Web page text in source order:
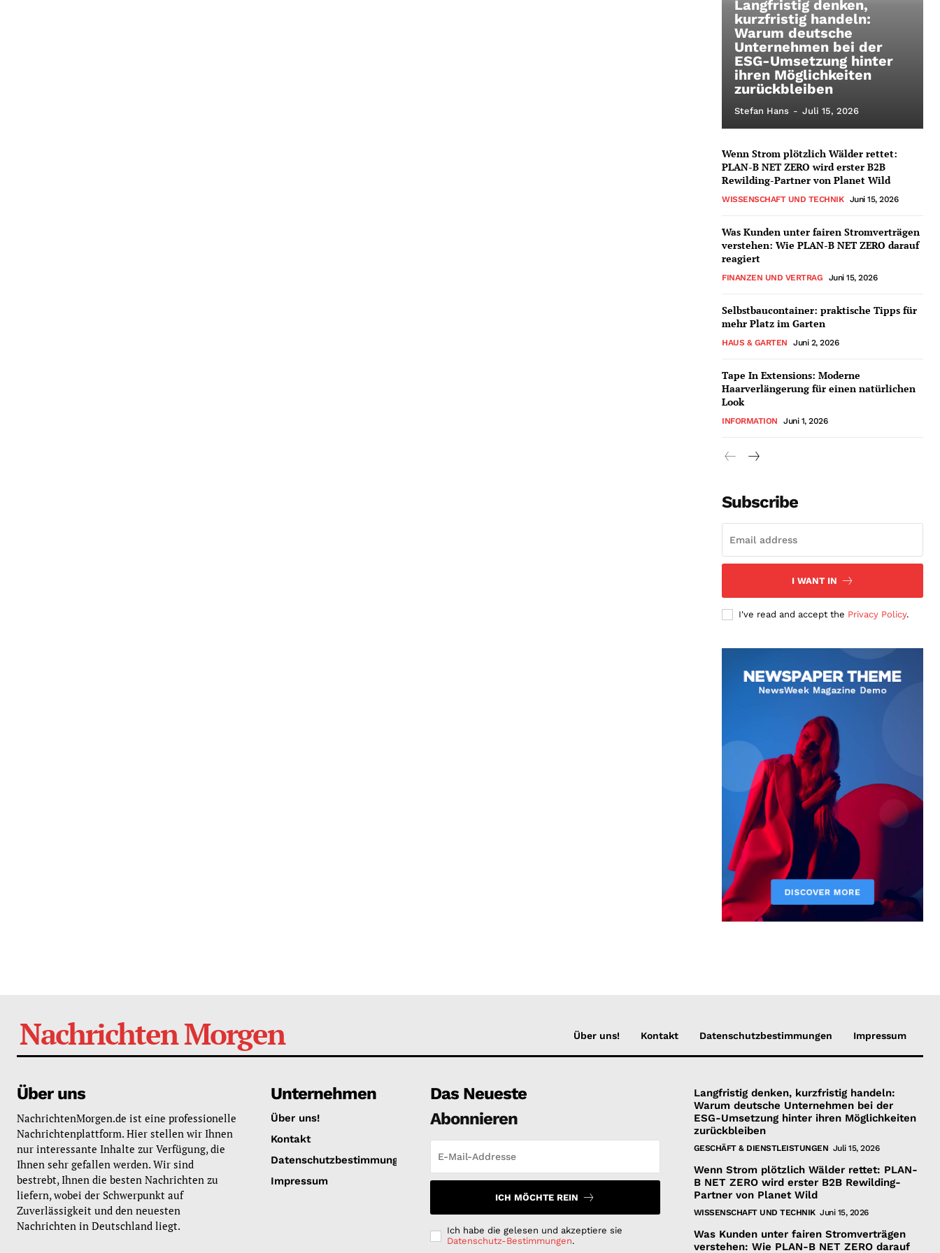
Langfristig denken,
kurzfristig handeln:
Warum deutsche
Unternehmen bei der
ESG-Umsetzung hinter
ihren Möglichkeiten
zurückbleiben
Stefan Hans - Juli 15, 2026
Wenn Strom plötzlich Wälder rettet:
PLAN-B NET ZERO wird erster B2B
Rewilding-Partner von Planet Wild
WISSENSCHAFT UND TECHNIK Juni 15, 2026
Was Kunden unter fairen Stromverträgen
verstehen: Wie PLAN-B NET ZERO darauf
reagiert
FINANZEN UND VERTRAG Juni 15, 2026
Selbstbaucontainer: praktische Tipps für
mehr Platz im Garten
HAUS & GARTEN Juni 2, 2026
Tape In Extensions: Moderne
Haarverlängerung für einen natürlichen
Look
INFORMATION Juni 1, 2026
Subscribe
I WANT IN
I've read and accept the Privacy Policy.
Nachrichten Morgen Über uns! Kontakt Datenschutzbestimmungen Impressum
Über uns
NachrichtenMorgen.de ist eine professionelle
Nachrichtenplattform. Hier stellen wir Ihnen
nur interessante Inhalte zur Verfügung, die
Ihnen sehr gefallen werden. Wir sind
bestrebt, Ihnen die besten Nachrichten zu
liefern, wobei der Schwerpunkt auf
Zuverlässigkeit und den neuesten
Nachrichten in Deutschland liegt.
Unternehmen
Über uns!
Kontakt
Datenschutzbestimmungen
Impressum
Das Neueste
Abonnieren
ICH MÖCHTE REIN
Ich habe die gelesen und akzeptiere sie
Datenschutz-Bestimmungen.
Langfristig denken, kurzfristig handeln:
Warum deutsche Unternehmen bei der
ESG-Umsetzung hinter ihren Möglichkeiten
zurückbleiben
GESCHÄFT & DIENSTLEISTUNGEN Juli 15, 2026
Wenn Strom plötzlich Wälder rettet: PLAN-
B NET ZERO wird erster B2B Rewilding-
Partner von Planet Wild
WISSENSCHAFT UND TECHNIK Juni 15, 2026
Was Kunden unter fairen Stromverträgen
verstehen: Wie PLAN-B NET ZERO darauf